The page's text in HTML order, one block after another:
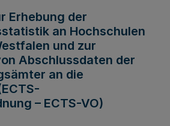
Erhebung der
an Hochschulen
und zur
Abschlussdaten der
an die
– ECTS-VO)